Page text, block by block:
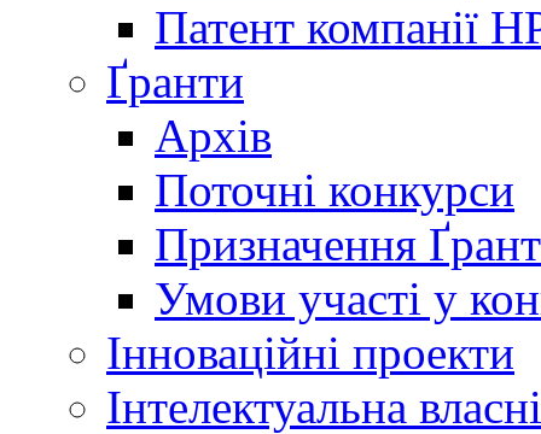
Патент компанії
Ґранти
Архів
Поточні конкурси
Призначення
Умови участі у
Інноваційні проекти
Інтелектуальна